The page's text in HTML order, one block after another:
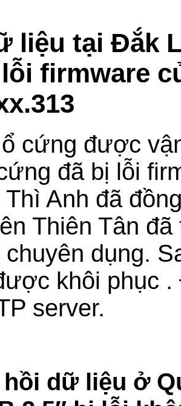
liệu tại Đắk
firmware
cứng được
đã bị lỗi
Thì Anh đã
Thiên Tân
chuyên dụng.
khôi phục
server.
dữ liệu ở